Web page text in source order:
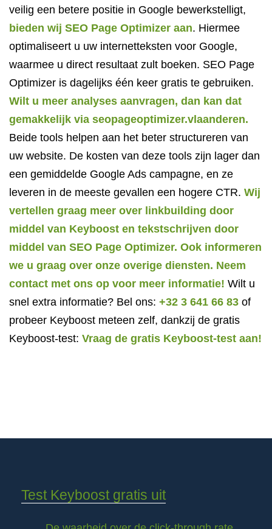
veilig een betere positie in Google bewerkstelligt,
bieden wij SEO Page Optimizer aan. Hiermee
optimaliseert u uw internetteksten voor Google,
waarmee u direct resultaat zult boeken. SEO Page
Optimizer is dagelijks één keer gratis te gebruiken.
Wilt u meer analyses aanvragen, dan kan dat
gemakkelijk via seopageoptimizer.vlaanderen.
Beide tools helpen aan het beter structureren van
uw website. De kosten van deze tools zijn lager dan
een gemiddelde Google Ads campagne, en ze
leveren in de meeste gevallen een hogere CTR. Wij
vertellen graag meer over linkbuilding door
middel van Keyboost en tekstschrijven door
middel van SEO Page Optimizer. Ook informeren
we u graag over onze overige diensten. Neem
contact met ons op voor meer informatie! Wilt u
snel extra informatie? Bel ons: +32 3 641 66 83 of
probeer Keyboost meteen zelf, dankzij de gratis
Keyboost-test: Vraag de gratis Keyboost-test aan!
Test Keyboost gratis uit